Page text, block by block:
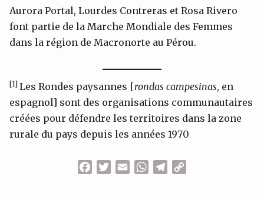
Aurora Portal, Lourdes Contreras et Rosa Rivero
font partie de la Marche Mondiale des Femmes
dans la région de Macronorte au Pérou.
[1] Les Rondes paysannes [rondas campesinas, en
espagnol] sont des organisations communautaires
créées pour défendre les territoires dans la zone
rurale du pays depuis les années 1970
FacebookTwitterEmailWhatsApp
Telegram